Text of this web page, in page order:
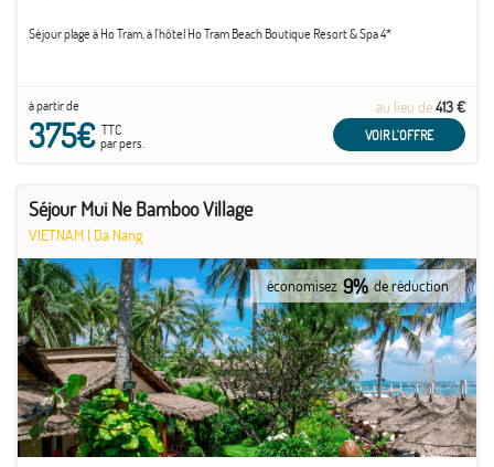
Séjour plage à Ho Tram, à l'hôtel Ho Tram Beach Boutique Resort & Spa 4*
à partir de
375€TTC
par pers.
au lieu de413 €
VOIR L'OFFRE
Séjour Mui Ne Bamboo Village
VIETNAM | Da Nang
économisez 9% de réduction